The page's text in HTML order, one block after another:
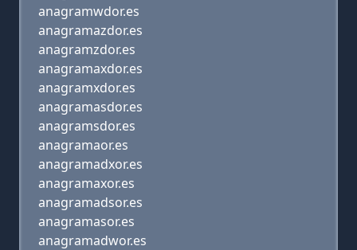
anagramwdor.es
anagramazdor.es
anagramzdor.es
anagramaxdor.es
anagramxdor.es
anagramasdor.es
anagramsdor.es
anagramaor.es
anagramadxor.es
anagramaxor.es
anagramadsor.es
anagramasor.es
anagramadwor.es